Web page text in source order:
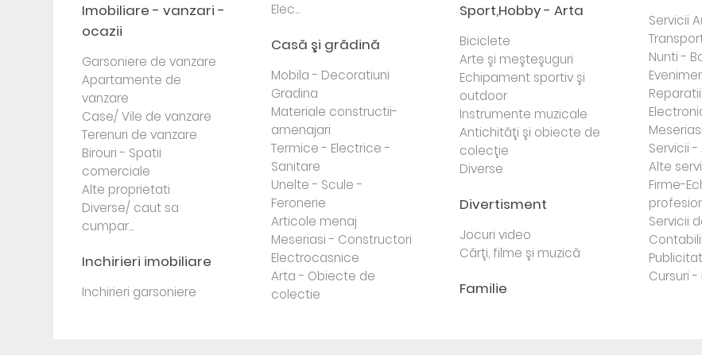
Imobiliare - vanzari -
ocazii
Garsoniere de vanzare
Apartamente de
vanzare
Case/ Vile de vanzare
Terenuri de vanzare
Birouri - Spatii
comerciale
Alte proprietati
Diverse/ caut sa
cumpar...
Inchirieri imobiliare
Inchirieri garsoniere
Elec...
Casă şi grădină
Mobila - Decoratiuni
Gradina
Materiale constructii-
amenajari
Termice - Electrice -
Sanitare
Unelte - Scule -
Feronerie
Articole menaj
Meseriasi - Constructori
Electrocasnice
Arta - Obiecte de
colectie
Sport,Hobby - Arta
Biciclete
Arte şi meşteşuguri
Echipament sportiv şi
outdoor
Instrumente muzicale
Antichităţi şi obiecte de
colecţie
Diverse
Divertisment
Jocuri video
Cărţi, filme şi muzică
Familie
Servicii
Nunti -
Servicii
Alte
Firme-
Servicii
Cursuri